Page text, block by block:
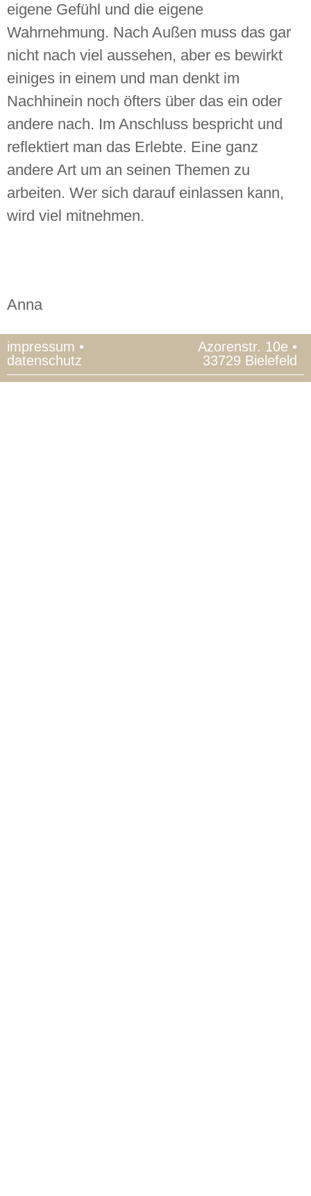
eigene Gefühl und die eigene
Wahrnehmung. Nach Außen muss das gar
nicht nach viel aussehen, aber es bewirkt
einiges in einem und man denkt im
Nachhinein noch öfters über das ein oder
andere nach. Im Anschluss bespricht und
reflektiert man das Erlebte. Eine ganz
andere Art um an seinen Themen zu
arbeiten. Wer sich darauf einlassen kann,
wird viel mitnehmen.
Anna
impressum •
datenschutz
Azorenstr. 10e •
33729 Bielefeld